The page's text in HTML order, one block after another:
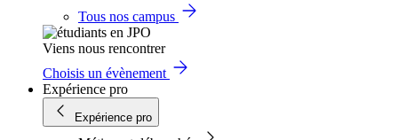
Tous nos campus
Viens nous rencontrer
Choisis un évènement
Expérience pro
Expérience pro